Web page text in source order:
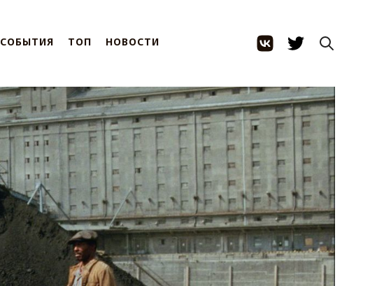
СОБЫТИЯ ТОП НОВОСТИ